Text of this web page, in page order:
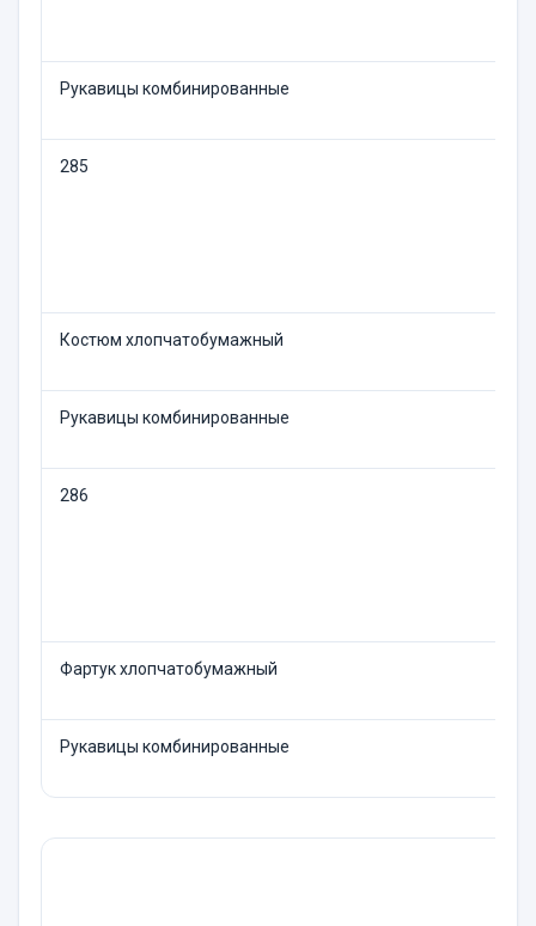
Рукавицы комбинированные
285
Костюм хлопчатобумажный
Рукавицы комбинированные
286
Фартук хлопчатобумажный
Рукавицы комбинированные